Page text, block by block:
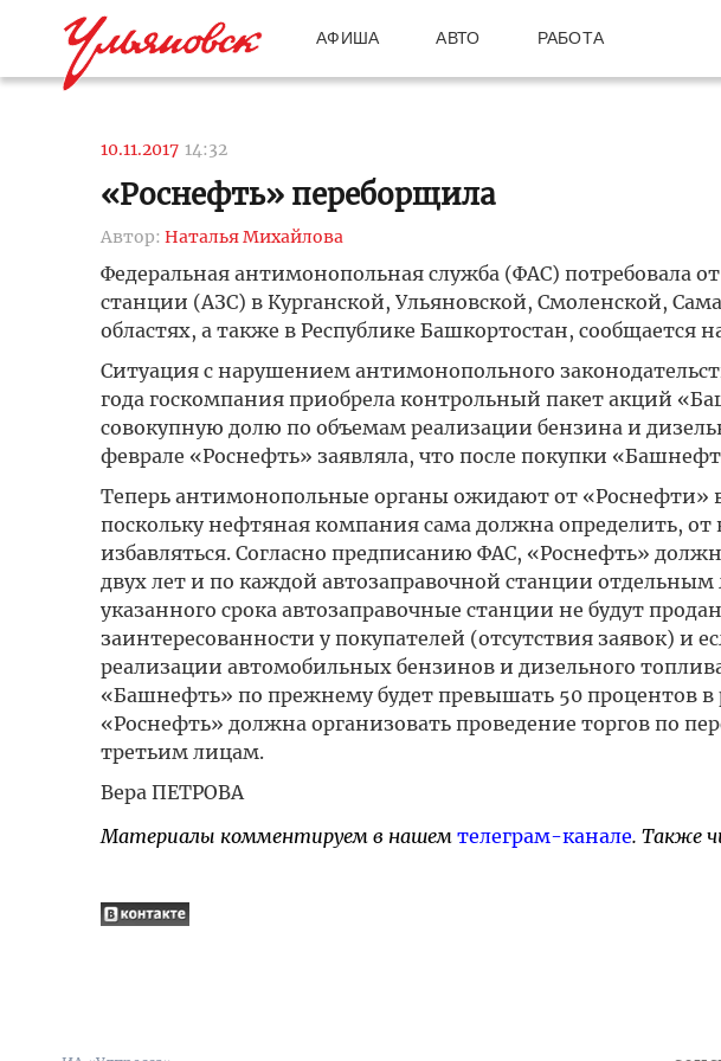
АФИША АВТО РАБОТА
10.11.2017 14:32
«Роснефть» переборщила
Автор: Наталья Михайлова
Федеральная антимонопольная служба (ФАС) потребовала
станции (АЗС) в Курганской, Ульяновской, Смоленской,
областях, а также в Республике Башкортостан, сообщается
Ситуация с нарушением антимонопольного
года госкомпания приобрела контрольный пакет акций
совокупную долю по объемам реализации бензина и
феврале «Роснефть» заявляла, что после покупки
Теперь антимонопольные органы ожидают от «Роснефти»
поскольку нефтяная компания сама должна определить,
избавляться. Согласно предписанию ФАС, «Роснефть»
двух лет и по каждой автозаправочной станции отдельным
указанного срока автозаправочные станции не будут
заинтересованности у покупателей (отсутствия заявок) и
реализации автомобильных бензинов и дизельного
«Башнефть» по прежнему будет превышать 50 процентов в
«Роснефть» должна организовать проведение торгов по
третьим лицам.
Вера ПЕТРОВА
Материалы комментируем в нашем телеграм-канале. Также